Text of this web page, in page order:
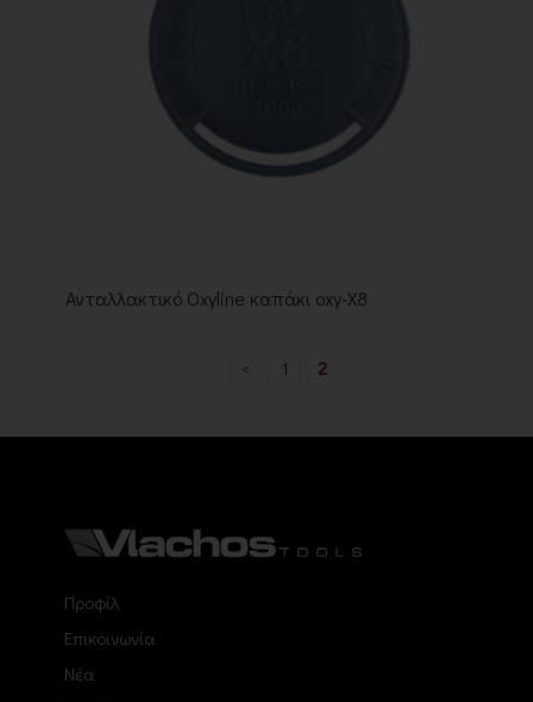
Ανταλλακτικό Oxyline καπάκι oxy-X8
< 1 2
Προφίλ
Επικοινωνία
Νέα